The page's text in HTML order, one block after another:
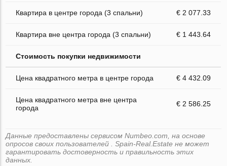
Квартира в центре города (3 спальни) € 2 077.33
Квартира вне центра города (3 спальни) € 1 443.64
Стоимость покупки недвижимости
Цена квадратного метра в центре города € 4 432.09
Цена квадратного метра вне центра
города
€ 2 586.25
Данные предоставлены сервисом Numbeo.com, на основе
опросов своих пользователей . Spain-Real.Estate не может
гарантировать достоверность и правильность этих
данных.